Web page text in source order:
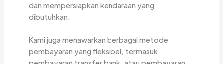
dan mempersiapkan kendaraan yang
dibutuhkan.
Kami juga menawarkan berbagai metode
pembayaran yang fleksibel, termasuk